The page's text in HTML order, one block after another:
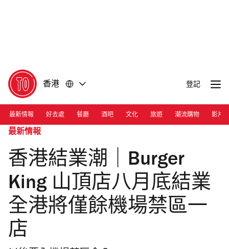
香港 登記
最新情報 好去處 餐廳 酒吧 文化 旅遊 潮流購物 影片
最新情報
香港結業潮｜Burger
King 山頂店八月底結業
全港將僅餘機場禁區一
店